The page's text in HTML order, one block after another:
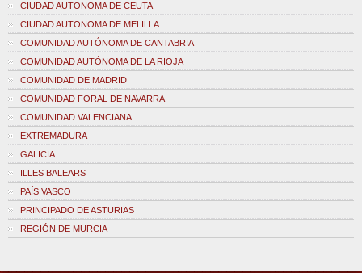
CIUDAD AUTONOMA DE CEUTA
CIUDAD AUTONOMA DE MELILLA
COMUNIDAD AUTÓNOMA DE CANTABRIA
COMUNIDAD AUTÓNOMA DE LA RIOJA
COMUNIDAD DE MADRID
COMUNIDAD FORAL DE NAVARRA
COMUNIDAD VALENCIANA
EXTREMADURA
GALICIA
ILLES BALEARS
PAÍS VASCO
PRINCIPADO DE ASTURIAS
REGIÓN DE MURCIA